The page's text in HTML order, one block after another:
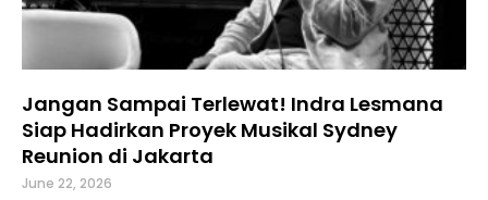
Jangan Sampai Terlewat! Indra Lesmana
Siap Hadirkan Proyek Musikal Sydney
Reunion di Jakarta
June 22, 2026